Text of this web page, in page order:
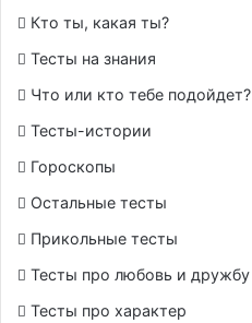
Кто ты, какая ты?
Тесты на знания
Что или кто тебе подойдет?
Тесты-истории
Гороскопы
Остальные тесты
Прикольные тесты
Тесты про любовь и дружбу
Тесты про характер